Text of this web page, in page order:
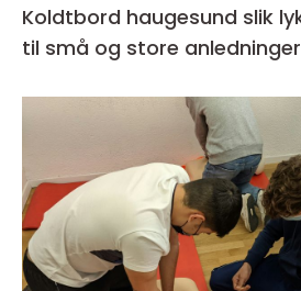
Koldtbord haugesund slik lykkes du med mat
til små og store anledninger